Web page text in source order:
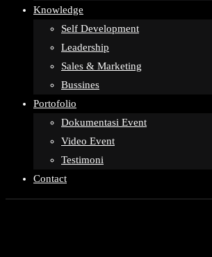
Knowledge
Self Development
Leadership
Sales & Marketing
Bussines
Portofolio
Dokumentasi Event
Video Event
Testimoni
Contact